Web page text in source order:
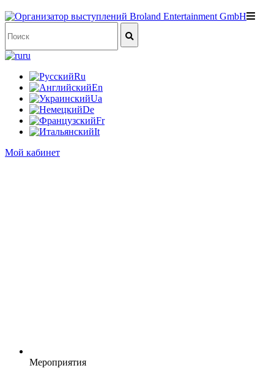
ru
Ru
En
Ua
De
Fr
It
Мой кабинет
Мероприятия